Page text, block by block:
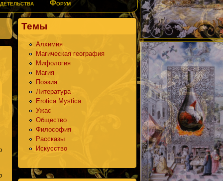
Форум
LiveJournal
Темы
Алхимия
Магическая география
Мифология
Магия
Поэзия
Литература
Erotica Mystica
Ужас
Общество
Философия
Рассказы
Искусство